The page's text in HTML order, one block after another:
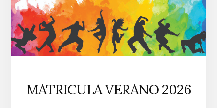
MATRICULA VERANO 2026